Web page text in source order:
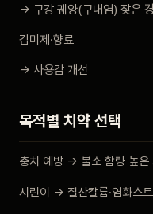
→ 구강 궤양(구내염) 잦은
감미제·향료
→ 사용감 개선
목적별 치약 선택
충치 예방 → 불소 함량 높은
시린이 → 질산칼륨·염화스